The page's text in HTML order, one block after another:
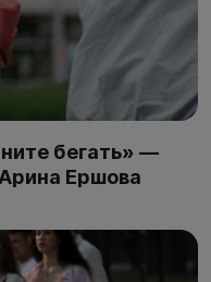
бегать» —
Ершова